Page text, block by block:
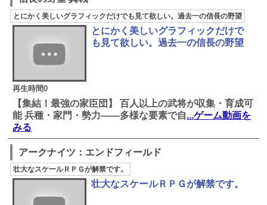
とにかく美しいグラフィックだけでも見て欲しい。過去一の信長の野望
再生時間0
とにかく美しいグラフィックだけで
も見て欲しい。過去一の信長の野望
【集結！最強の家臣団】 百人以上の武将が収集・育成可
能 兵種・家門・勢力――多様な要素で自...ゲーム動画を
みる
アークナイツ：エンドフィールド
壮大なスケールＲＰＧが解禁です。
壮大なスケールＲＰＧが解禁です。